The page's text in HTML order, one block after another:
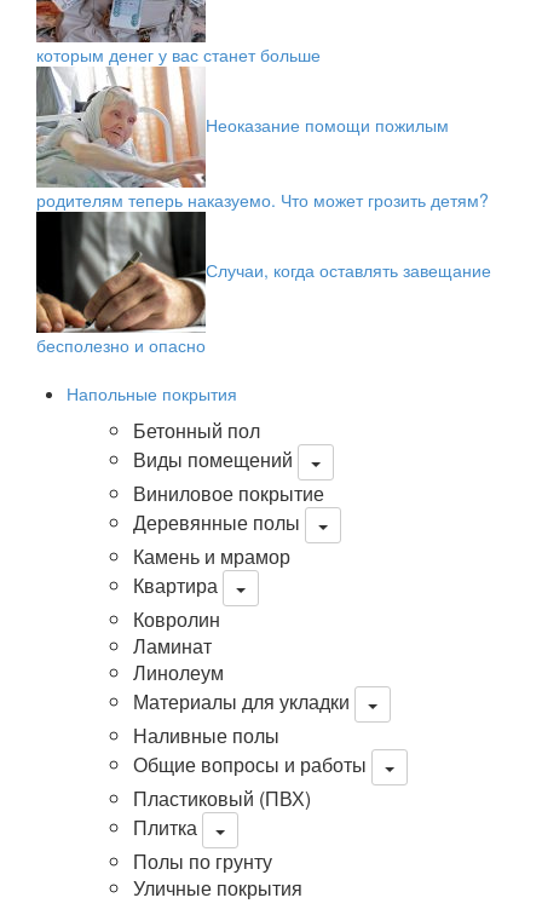
которым денег у вас станет больше
Неоказание помощи пожилым
родителям теперь наказуемо. Что может грозить детям?
Случаи, когда оставлять завещание
бесполезно и опасно
Напольные покрытия
Бетонный пол
Виды помещений
Виниловое покрытие
Деревянные полы
Камень и мрамор
Квартира
Ковролин
Ламинат
Линолеум
Материалы для укладки
Наливные полы
Общие вопросы и работы
Пластиковый (ПВХ)
Плитка
Полы по грунту
Уличные покрытия